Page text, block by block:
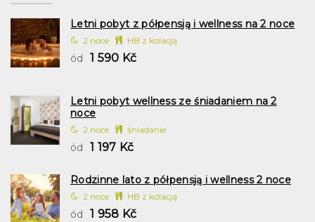
Letni pobyt z półpensją i wellness na 2 noce
2 noce HB z kolacją
ód 1 590 Kč
Letni pobyt wellness ze śniadaniem na 2
noce
2 noce śniadanie
ód 1 197 Kč
Rodzinne lato z półpensją i wellness 2 noce
2 noce HB z kolacją
ód 1 958 Kč